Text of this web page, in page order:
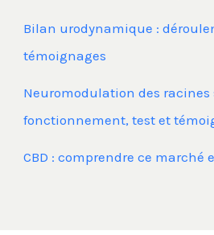
Bilan urodynamique :
témoignages
Neuromodulation des racines
fonctionnement, test et
CBD : comprendre ce marché